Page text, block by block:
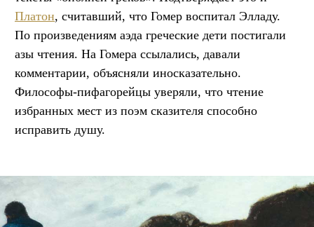
Платон, считавший, что Гомер воспитал Элладу.
По произведениям аэда греческие дети постигали
азы чтения. На Гомера ссылались, давали
комментарии, объясняли иносказательно.
Философы-пифагорейцы уверяли, что чтение
избранных мест из поэм сказителя способно
исправить душу.